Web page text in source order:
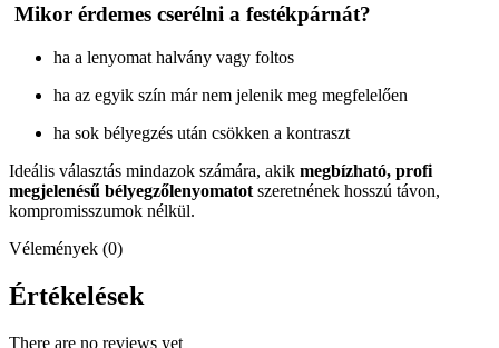
Mikor érdemes cserélni a festékpárnát?
ha a lenyomat halvány vagy foltos
ha az egyik szín már nem jelenik meg megfelelően
ha sok bélyegzés után csökken a kontraszt
Ideális választás mindazok számára, akik megbízható, profi
megjelenésű bélyegzőlenyomatot szeretnének hosszú távon,
kompromisszumok nélkül.
Vélemények (0)
Értékelések
There are no reviews yet